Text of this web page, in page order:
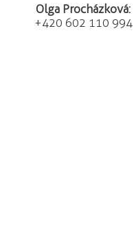
Olga Procházková:
+420 602 110 994